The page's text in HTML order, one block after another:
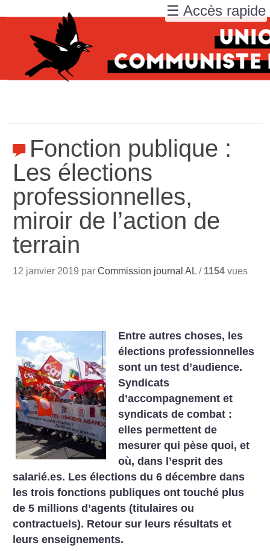
Fonction publique :
Les élections
professionnelles,
miroir de l’action de
terrain
12 janvier 2019 parCommission journal AL / 1154 vues
Entre autres choses, les
élections professionnelles
sont un test d’audience.
Syndicats
d’accompagnement et
syndicats de ­combat :
elles permettent de
mesurer qui pèse quoi, et
où, dans l’esprit des
salarié.es. Les élections du 6 décembre dans
les trois fonctions publiques ont touché plus
de 5 millions d’agents (titulaires ou
contractuels). Retour sur leurs résultats et
leurs enseignements.
☰ Accès rapide